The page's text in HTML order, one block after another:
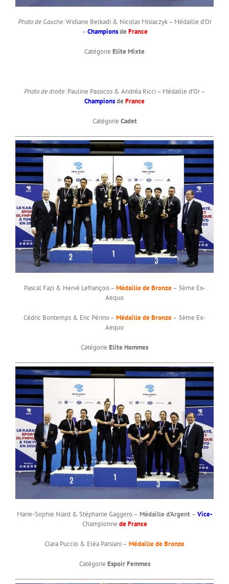
Photo de Gauche:Widiane Belkadi & Nicolas Misiaczyk – Médaille d’Or
– Championsde France
Catégorie Elite Mixte
Photo de droite:Pauline Passicos & Andréa Ricci – Médaille d’Or –
Championsde France
Catégorie Cadet
Pascal Fazi & Hervé Lefrançois – Médaille de Bronze– 3ème Ex-
Aequo
Cédric Bontemps & Eric Périno – Médaille de Bronze– 3ème Ex-
Aequo
Catégorie Elite Hommes
Marie-Sophie Niard & Stéphanie Gaggero – Médaille d’Argent – Vice-
Championne de France
Clara Puccio & Eléa Parsiani – Médaille de Bronze
Catégorie Espoir Femmes